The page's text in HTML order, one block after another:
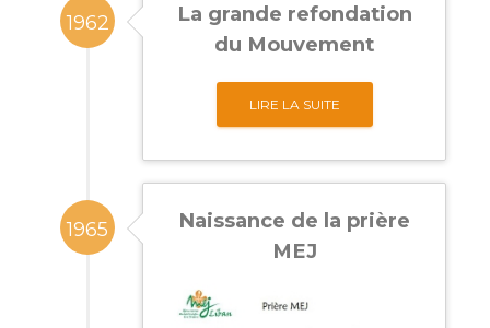
1962
La grande refondation
du Mouvement
LIRE LA SUITE
1965
Naissance de la prière
MEJ